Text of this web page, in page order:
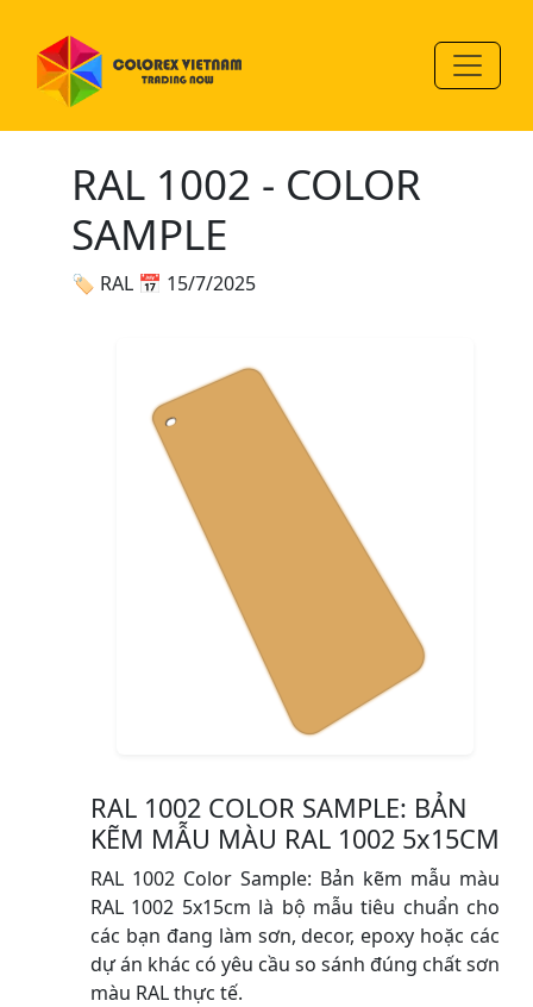
RAL 1002 - COLOR
SAMPLE
🏷 RAL 📅 15/7/2025
RAL 1002 COLOR SAMPLE: BẢN
KẼM MẪU MÀU RAL 1002 5x15CM
RAL 1002 Color Sample: Bản kẽm mẫu màu
RAL 1002 5x15cm là bộ mẫu tiêu chuẩn cho
các bạn đang làm sơn, decor, epoxy hoặc các
dự án khác có yêu cầu so sánh đúng chất sơn
màu RAL thực tế.